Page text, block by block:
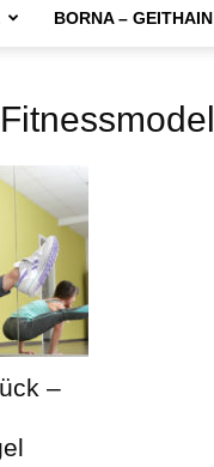
BORNA – GEITHAIN
–